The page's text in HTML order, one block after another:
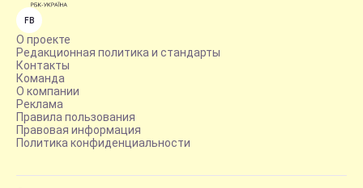
FB
О проекте
Редакционная политика и стандарты
Контакты
Команда
О компании
Реклама
Правила пользования
Правовая информация
Политика конфиденциальности